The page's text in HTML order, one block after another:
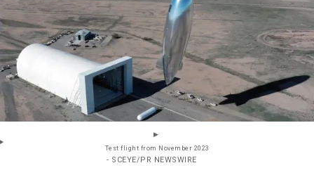
Test flight from November 2023
- SCEYE/PR NEWSWIRE